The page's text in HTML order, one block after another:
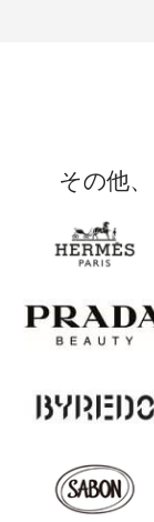
その他